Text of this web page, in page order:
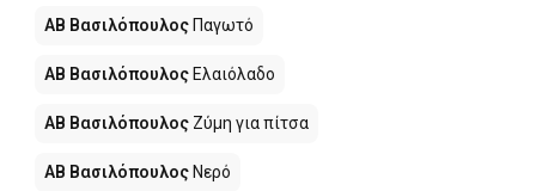
ΑΒ Βασιλόπουλος Παγωτό
ΑΒ Βασιλόπουλος Ελαιόλαδο
ΑΒ Βασιλόπουλος Ζύμη για πίτσα
ΑΒ Βασιλόπουλος Νερό